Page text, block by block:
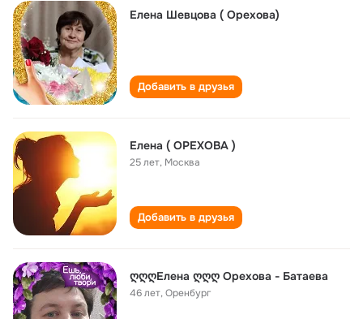
Елена Шевцова ( Орехова)
Добавить в друзья
Елена ( ОРЕХОВА )
25 лет, Москва
Добавить в друзья
ღღღЕлена ღღღ Орехова - Батаева
46 лет,Оренбург